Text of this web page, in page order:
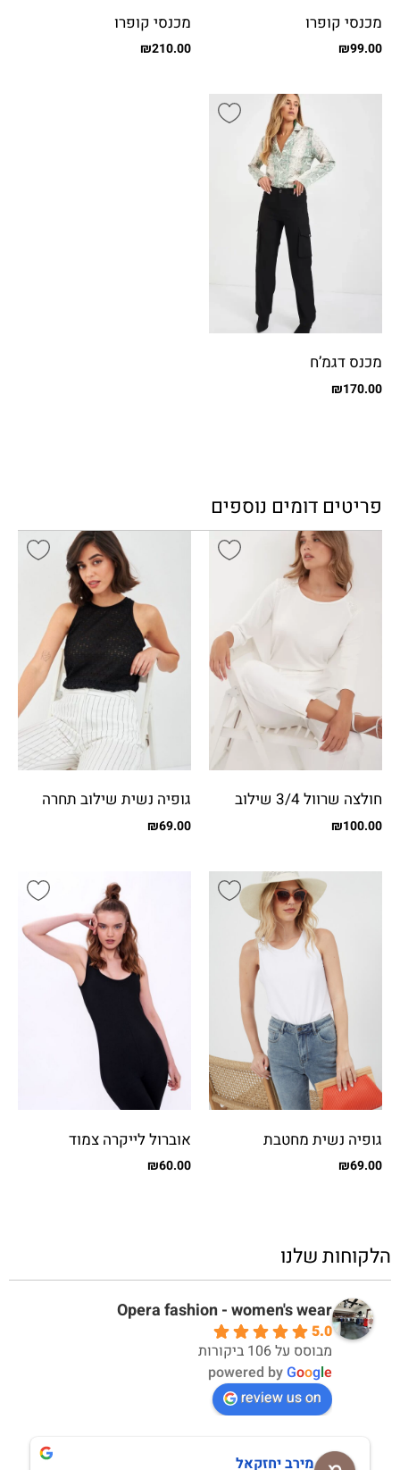
מכנסי קופרו
₪99.00
מכנסי קופרו
₪210.00
מכנס דגמ’ח
₪170.00
פריטים דומים נוספים
חולצה שרוול 3/4 שילוב
פייטים₪100.00
גופיה נשית שילוב תחרה
₪69.00
גופיה נשית מחטבת
₪69.00
אוברול לייקרה צמוד
₪60.00
הלקוחות שלנו
Opera fashion - women's wear
5.0
מבוסס על 106 ביקורות
powered byGoogle
review us on
מירב יחזקאל